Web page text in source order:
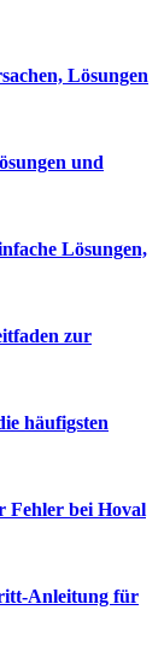
Lösungen
und
Lösungen,
zur
häufigsten
Fehler bei Hoval
Anleitung für